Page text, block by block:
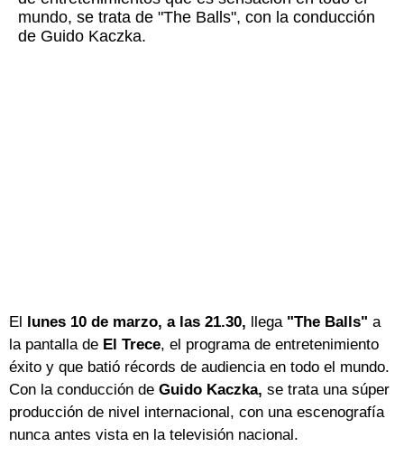
mundo, se trata de "The Balls", con la conducción
de Guido Kaczka.
El lunes 10 de marzo, a las 21.30, llega "The Balls" a
la pantalla de El Trece, el programa de entretenimiento
éxito y que batió récords de audiencia en todo el mundo.
Con la conducción de Guido Kaczka, se trata una súper
producción de nivel internacional, con una escenografía
nunca antes vista en la televisión nacional.